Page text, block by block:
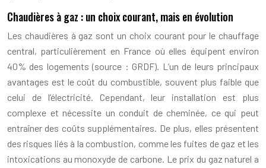
Chaudières à gaz : un choix courant, mais en évolution
Les chaudières à gaz sont un choix courant pour le chauffage
central, particulièrement en France où elles équipent environ
40% des logements (source : GRDF). L’un de leurs principaux
avantages est le coût du combustible, souvent plus faible que
celui de l’électricité. Cependant, leur installation est plus
complexe et nécessite un conduit de cheminée, ce qui peut
entraîner des coûts supplémentaires. De plus, elles présentent
des risques liés à la combustion, comme les fuites de gaz et les
intoxications au monoxyde de carbone. Le prix du gaz naturel a